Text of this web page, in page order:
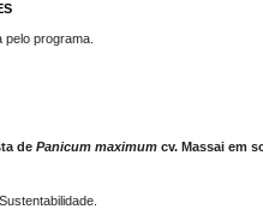
programa.
de Panicum maximum cv. Massai em
. Sustentabilidade.